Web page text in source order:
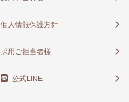
個人情報保護方針
採用ご担当者様
公式LINE